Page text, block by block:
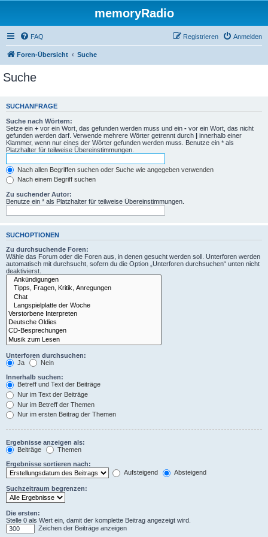
memoryRadio
FAQ Anmelden
Registrieren
Foren-Übersicht Suche
Suche
SUCHANFRAGE
Suche nach Wörtern:
Setze ein + vor ein Wort, das gefunden werden muss und ein - vor ein Wort, das nicht
gefunden werden darf. Verwende mehrere Wörter getrennt durch | innerhalb einer
Klammer, wenn nur eines der Wörter gefunden werden muss. Benutze ein * als
Platzhalter für teilweise Übereinstimmungen.
Nach allen Begriffen suchen oder Suche wie angegeben verwenden
Nach einem Begriff suchen
Zu suchender Autor:
Benutze ein * als Platzhalter für teilweise Übereinstimmungen.
SUCHOPTIONEN
Zu durchsuchende Foren:
Wähle das Forum oder die Foren aus, in denen gesucht werden soll. Unterforen werden
automatisch mit durchsucht, sofern du die Option „Unterforen durchsuchen“ unten nicht
deaktivierst.
Unterforen durchsuchen:
Ja
Nein
Innerhalb suchen:
Betreff und Text der Beiträge
Nur im Text der Beiträge
Nur im Betreff der Themen
Nur im ersten Beitrag der Themen
Ergebnisse anzeigen als:
Beiträge
Themen
Ergebnisse sortieren nach:
Aufsteigend
Absteigend
Suchzeitraum begrenzen:
Die ersten:
Stelle 0 als Wert ein, damit der komplette Beitrag angezeigt wird.
Zeichen der Beiträge anzeigen